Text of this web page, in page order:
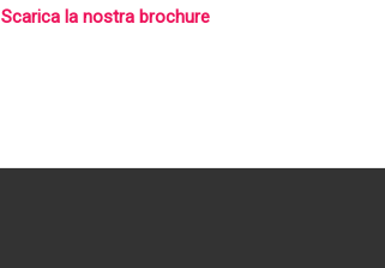
Scarica la nostra brochure